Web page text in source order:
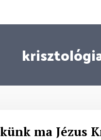
ma Jézus